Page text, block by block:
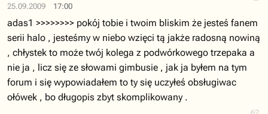
25.09.2009 17:00
adas1 >>>>>>>> pokój tobie i twoim bliskim że jesteś fanem
serii halo , jesteśmy w niebo wzięci tą jakże radosną nowiną
, chłystek to może twój kolega z podwórkowego trzepaka a
nie ja , licz się ze słowami gimbusie , jak ja byłem na tym
forum i się wypowiadałem to ty się uczyłeś obsługiwac
ołówek , bo długopis zbyt skomplikowany .